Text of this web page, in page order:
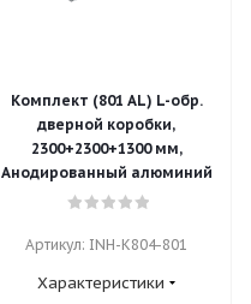
Комплект (801 AL) L-обр.
дверной коробки,
2300+2300+1300 мм,
Анодированный алюминий
Артикул: INH-K804-801
Характеристики